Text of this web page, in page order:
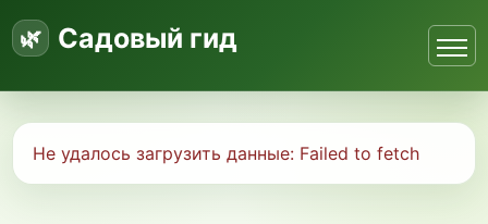
Садовый гид
Не удалось загрузить данные: Failed to fetch